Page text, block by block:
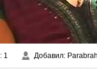
: 1 Добавил: